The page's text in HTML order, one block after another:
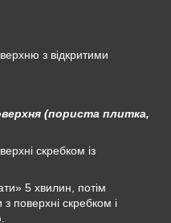
з відкритими
(пориста плитка,
скребком із
5 хвилин, потім
поверхні скребком і